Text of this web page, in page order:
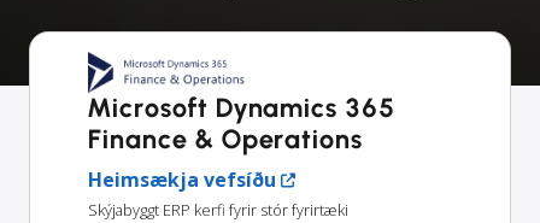
Microsoft Dynamics 365
Finance & Operations
Heimsækja vefsíðu
Skýjabyggt ERP kerfi fyrir stór fyrirtæki